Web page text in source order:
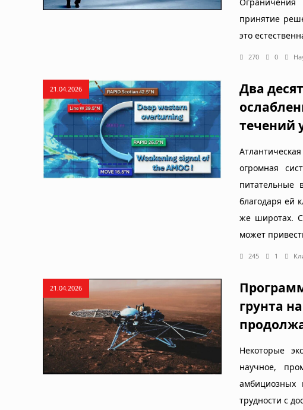
принятие
это
270 0
21.04.2026
Два
течений
огромная
питательные
благодаря ей
же широтах.
может
245 1
21.04.2026
грунта
Некоторые
научное,
амбициозных
трудности с